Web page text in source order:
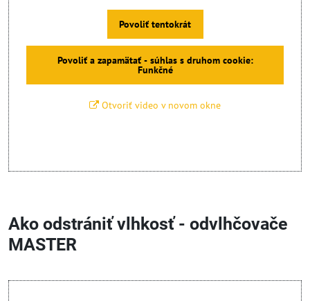
Povoliť tentokrát
Povoliť a zapamätať - súhlas s druhom cookie:
Funkčné
Otvoriť video v novom okne
Ako odstrániť vlhkosť - odvlhčovače
MASTER